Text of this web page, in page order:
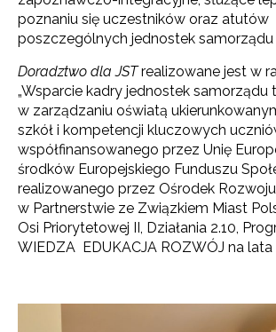
poznaniu się uczestników oraz atutów
poszczególnych jednostek
Doradztwo dla JSTrealizowane jest w
„Wsparcie kadry jednostek samorządu
w zarządzaniu oświatą
szkół i kompetencji kluczowych
współfinansowanego przez Unię
środków Europejskiego Funduszu
realizowanego przez Ośrodek
w Partnerstwie ze Związkiem Miast
Osi Priorytetowej II, Działania 2.10,
WIEDZA EDUKACJA ROZWÓJ na lata